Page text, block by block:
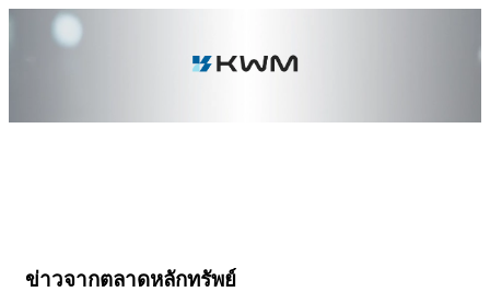
ข่าวจากตลาดหลักทรัพย์